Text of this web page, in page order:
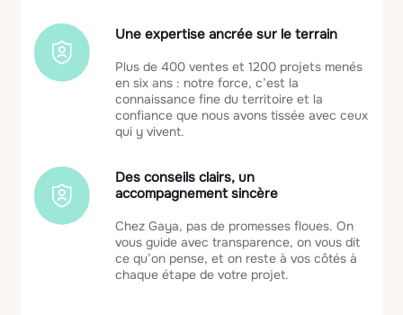
Une expertise ancrée sur le terrain
Plus de 400 ventes et 1200 projets menés
en six ans : notre force, c’est la
connaissance fine du territoire et la
confiance que nous avons tissée avec ceux
qui y vivent.
Des conseils clairs, un
accompagnement sincère
Chez Gaya, pas de promesses floues. On
vous guide avec transparence, on vous dit
ce qu’on pense, et on reste à vos côtés à
chaque étape de votre projet.